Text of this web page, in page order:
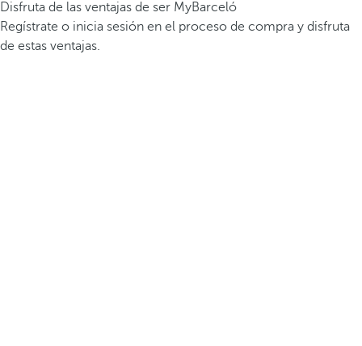
Disfruta de las ventajas de ser MyBarceló
Regístrate o inicia sesión en el proceso de compra y disfruta
de estas ventajas.